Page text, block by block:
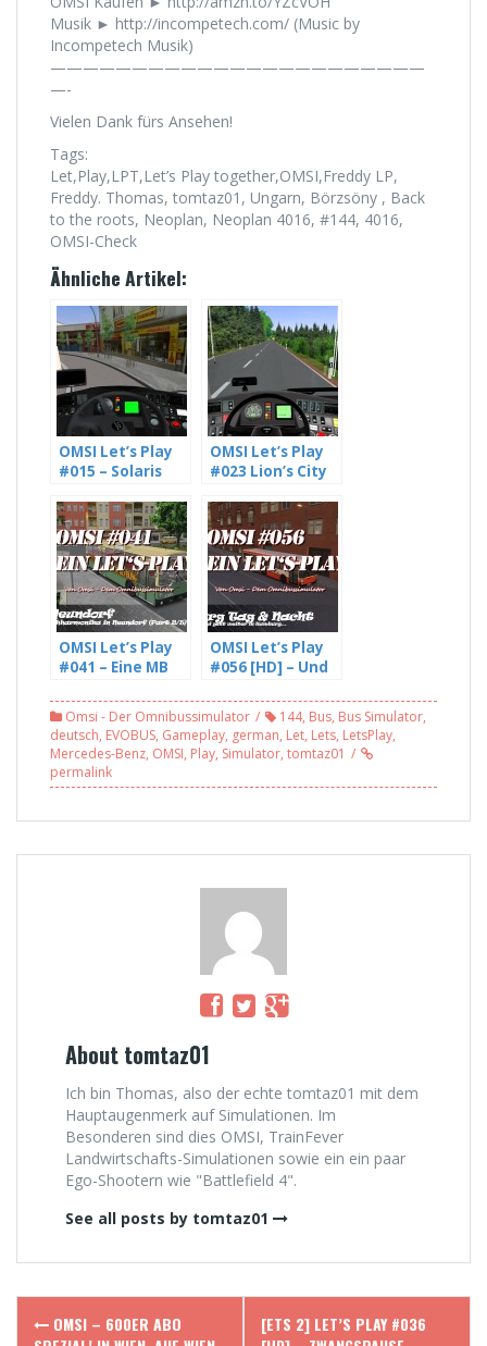
Musik ► http://incompetech.com/ (Music by
Incompetech Musik)
———————————————————————
—-
Vielen Dank fürs Ansehen!
Tags:
Let,Play,LPT,Let’s Play together,OMSI,Freddy LP,
Freddy. Thomas, tomtaz01, Ungarn, Börzsöny , Back
to the roots, Neoplan, Neoplan 4016, #144, 4016,
OMSI-Check
Ähnliche Artikel:
OMSI Let’s Play
#015 – Solaris
Einsatz auf
Mühlhausen
(WIP), Linie 170
[HD]
OMSI Let’s Play
#023 Lion’s City
Langbach, Linie
700 eine
Rundfahrt der
besonderen Art
(4/4)
OMSI Let’s Play
#041 – Eine MB
Ziehharmonika
in Neundorf,
Linie 301 (2/5)
[HD]
OMSI Let’s Play
#056 [HD] – Und
weiter in
Hamburg… (2/2)
Omsi - Der Omnibussimulator 144, Bus, Bus Simulator,
deutsch, EVOBUS, Gameplay, german, Let, Lets, LetsPlay,
Mercedes-Benz, OMSI, Play, Simulator, tomtaz01
permalink
About tomtaz01
Ich bin Thomas, also der echte tomtaz01 mit dem
Hauptaugenmerk auf Simulationen. Im
Besonderen sind dies OMSI, TrainFever
Landwirtschafts-Simulationen sowie ein ein paar
Ego-Shootern wie "Battlefield 4".
See all posts by tomtaz01
PostOMSI – 600ER ABO
[ETS 2] LET’S PLAY #036